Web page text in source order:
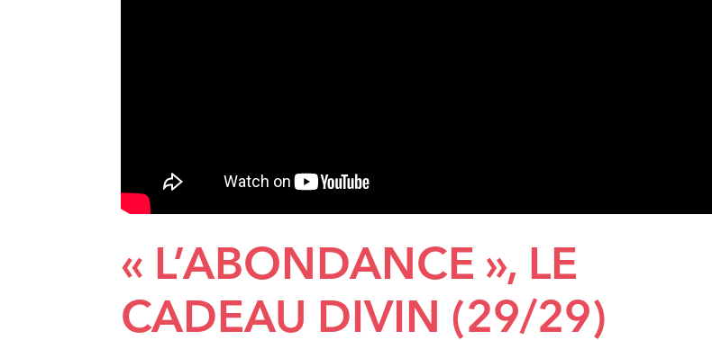
« L’ABONDANCE », LE
CADEAU DIVIN (29/29)